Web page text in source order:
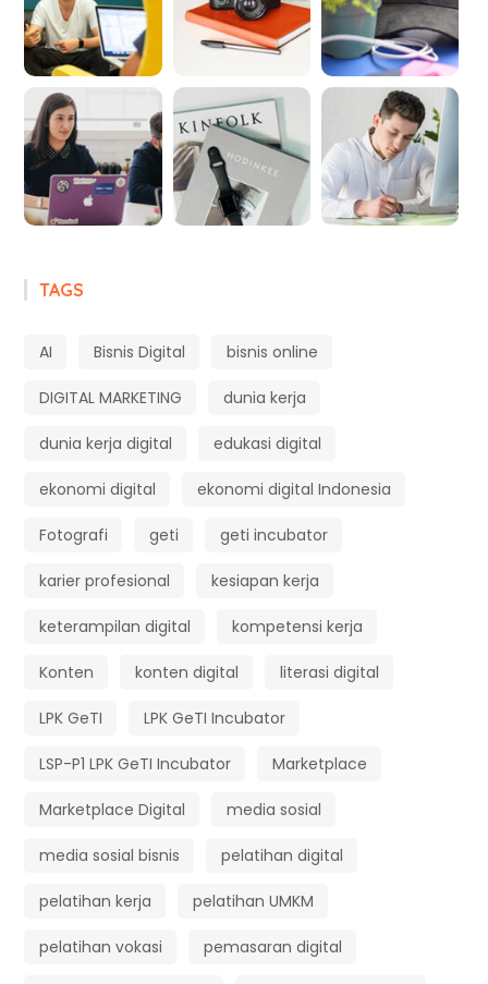
TAGS
AI Bisnis Digital bisnis online
DIGITAL MARKETING dunia kerja
dunia kerja digital edukasi digital
ekonomi digital ekonomi digital Indonesia
Fotografi geti geti incubator
karier profesional kesiapan kerja
keterampilan digital kompetensi kerja
Konten konten digital literasi digital
LPK GeTI LPK GeTI Incubator
LSP-P1 LPK GeTI Incubator Marketplace
Marketplace Digital media sosial
media sosial bisnis pelatihan digital
pelatihan kerja pelatihan UMKM
pelatihan vokasi pemasaran digital